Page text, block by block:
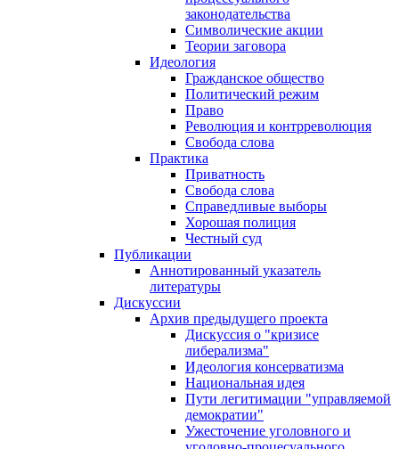
законодательства
Символические акции
Теории заговора
Идеология
Гражданское общество
Политический режим
Право
Революция и контрреволюция
Свобода слова
Практика
Приватность
Свобода слова
Справедливые выборы
Хорошая полиция
Честный суд
Публикации
Аннотированный указатель
литературы
Дискуссии
Архив предыдущего проекта
Дискуссия о "кризисе
либерализма"
Идеология консерватизма
Национальная идея
Пути легитимации "управляемой
демократии"
Ужесточение уголовного и